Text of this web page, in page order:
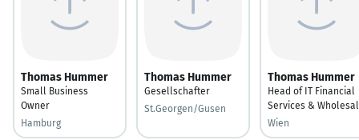
Thomas Hummer
Small Business
Owner
Hamburg
Thomas Hummer
Gesellschafter
St.Georgen/Gusen
Thomas Hummer
Head of IT Financial
Services &
Wien